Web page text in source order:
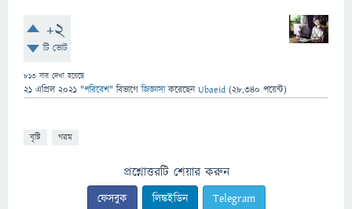
+2
টি ভোট
813 বার দেখা হয়েছে
21 এপ্রিল 2021 "পরিবেশ" বিভাগে জিজ্ঞাসাকরেছেনUbaeid (28,340 পয়েন্ট)
বৃষ্টি গরম
প্রশ্নোত্তরটি শেয়ার করুন
ফেসবুক লিঙ্কইডিন Telegram